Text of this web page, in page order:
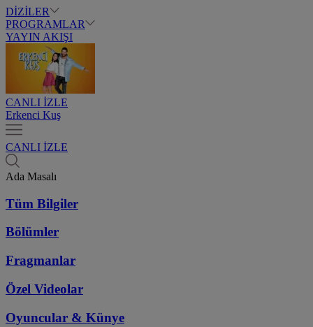
DİZİLER
PROGRAMLAR
YAYIN AKIŞI
CANLI İZLE
Erkenci Kuş
CANLI İZLE
Ada Masalı
Tüm Bilgiler
Bölümler
Fragmanlar
Özel Videolar
Oyuncular & Künye